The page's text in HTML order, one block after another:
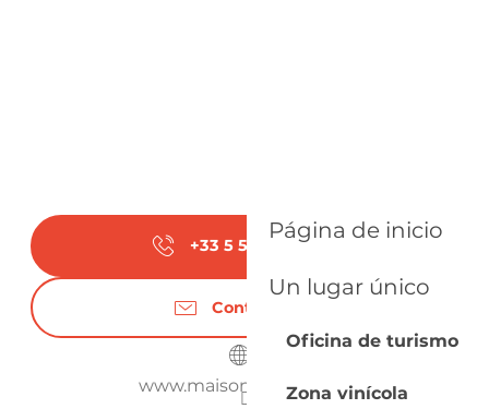
Página de inicio
Un lugar único
Oficina de turismo
Zona vinícola
+33 5 53 58 34
Contáctenos
www.maisonwessman.is